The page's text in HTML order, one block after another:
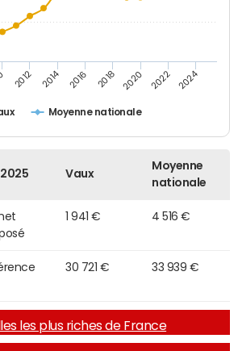
Moyenne nationale
2012 2014 2016 2018 2020 2022 2024
Vaux
Moyenne
nationale
1 941 € 4 516 €
30 721 € 33 939 €
les plus riches de France